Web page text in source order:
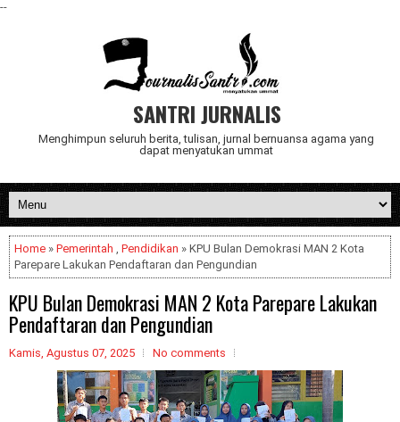
--
SANTRI JURNALIS
Menghimpun seluruh berita, tulisan, jurnal bernuansa agama yang
dapat menyatukan ummat
Home » Pemerintah , Pendidikan » KPU Bulan Demokrasi MAN 2 Kota
Parepare Lakukan Pendaftaran dan Pengundian
KPU Bulan Demokrasi MAN 2 Kota Parepare Lakukan
Pendaftaran dan Pengundian
Kamis, Agustus 07, 2025 No comments